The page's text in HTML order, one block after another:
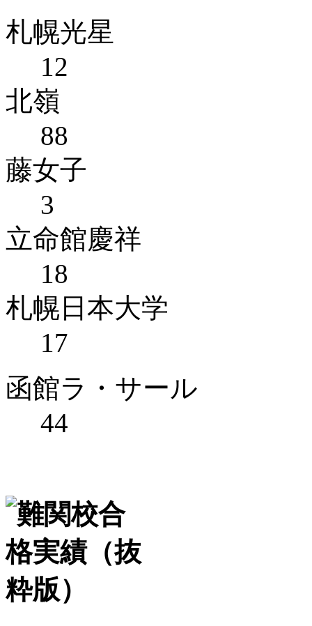
札幌光星
12
北嶺
88
藤女子
3
立命館慶祥
18
札幌日本大学
17
函館ラ・サール
44